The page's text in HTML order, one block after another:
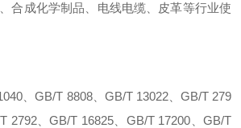
合成化学制品、电线电缆、皮革等行业使
、GB/T 8808、GB/T 13022、GB/T 279
2792、GB/T 16825、GB/T 17200、GB/T